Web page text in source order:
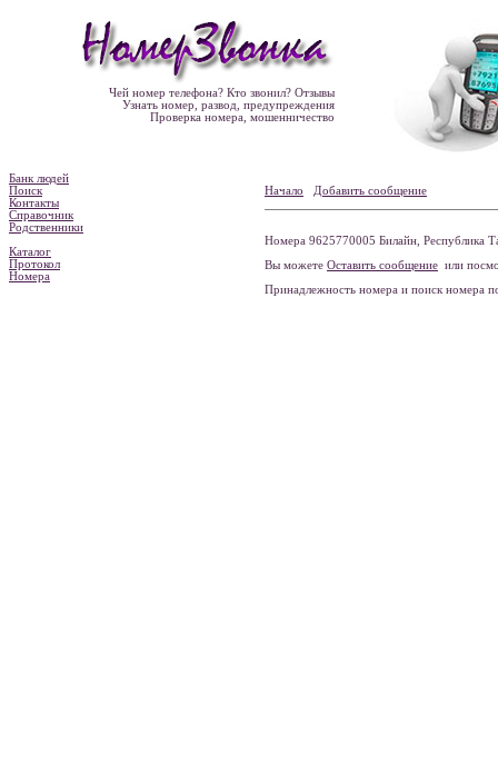
Чей номер телефона? Кто звонил? Отзывы
Узнать номер, развод, предупреждения
Проверка номера, мошенничество
Банк людей
Поиск
Контакты
Справочник
Родственники
Каталог
Протокол
Номера
Начало Добавить сообщение
Номера 9625770005 Билайн, Республика
Вы можете Оставить сообщение или
Принадлежность номера и поиск номера